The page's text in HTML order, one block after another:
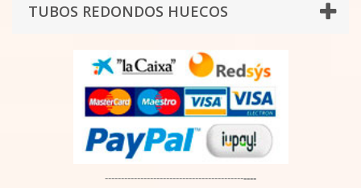
TUBOS REDONDOS HUECOS
-----------------------------------------------